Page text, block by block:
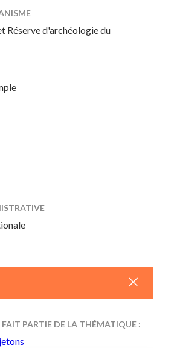
Réserve d'archéologie du
+
PARTIE DE LA THÉMATIQUE :